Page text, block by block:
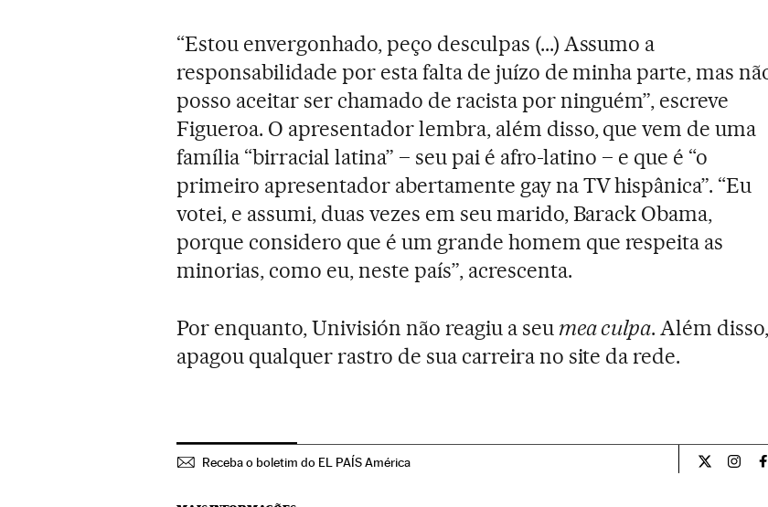
“Estou envergonhado, peço desculpas (...) Assumo a
responsabilidade por esta falta de juízo de minha parte, mas
posso aceitar ser chamado de racista por ninguém”, escreve
Figueroa. O apresentador lembra, além disso, que vem de uma
família “birracial latina” – seu pai é afro-latino – e que é “o
primeiro apresentador abertamente gay na TV hispânica”. “Eu
votei, e assumi, duas vezes em seu marido, Barack Obama,
porque considero que é um grande homem que respeita as
minorias, como eu, neste país”, acrescenta.
Por enquanto, Univisión não reagiu a seu mea culpa. Além disso,
apagou qualquer rastro de sua carreira no site da rede.
Receba o boletim do EL PAÍS América